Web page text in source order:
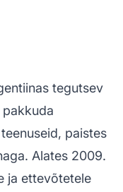
tegutsev
paistes
Alates 2009.
ja ettevõtetele